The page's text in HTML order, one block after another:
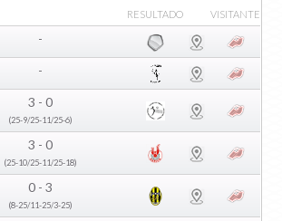
RESULTADO VISITANTE
-
-
3 - 0
(25-9/25-11/25-6)
3 - 0
(25-10/25-11/25-18)
0 - 3
(8-25/11-25/3-25)